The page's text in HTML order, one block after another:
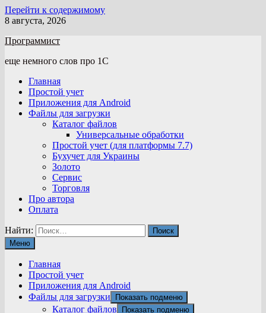
Перейти к содержимому
8 августа, 2026
Программист
еще немного слов про 1С
Главная
Простой учет
Приложения для Android
Файлы для загрузки
Каталог файлов
Универсальные обработки
Простой учет (для платформы 7.7)
Бухучет для Украины
Золото
Сервис
Торговля
Про автора
Оплата
Найти:
Меню
Главная
Простой учет
Приложения для Android
Файлы для загрузки
Показать подменю
Каталог файлов Показать подменю